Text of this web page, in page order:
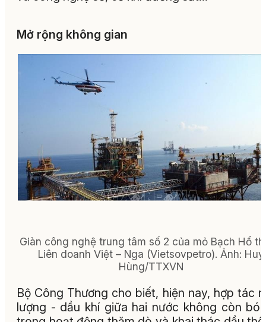
Mở rộng không gian
Giàn công nghệ trung tâm số 2 của mỏ Bạch Hổ
Liên doanh Việt – Nga (Vietsovpetro). Ảnh: Huy
Hùng/TTXVN
Bộ Công Thương cho biết, hiện nay, hợp tác
lượng - dầu khí giữa hai nước không còn bó